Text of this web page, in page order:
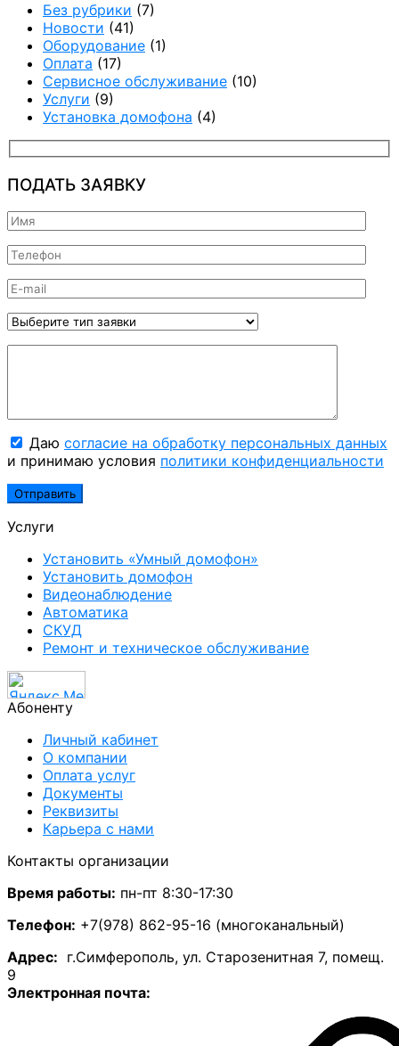
Без рубрики (7)
Новости (41)
Оборудование (1)
Оплата (17)
Сервисное обслуживание (10)
Услуги (9)
Установка домофона (4)
ПОДАТЬ ЗАЯВКУ
Даю согласие на обработку персональных данных
и принимаю условия политики конфиденциальности
Услуги
Установить «Умный домофон»
Установить домофон
Видеонаблюдение
Автоматика
СКУД
Ремонт и техническое обслуживание
Абоненту
Личный кабинет
О компании
Оплата услуг
Документы
Реквизиты
Карьера с нами
Контакты организации
Время работы: пн-пт 8:30-17:30
Телефон: +7(978) 862-95-16 (многоканальный)
Адрес: г.Симферополь, ул. Старозенитная 7, помещ.
9
Электронная почта: